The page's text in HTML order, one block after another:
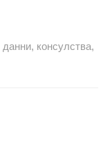
данни, консулства,